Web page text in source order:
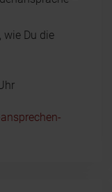
wie Du die